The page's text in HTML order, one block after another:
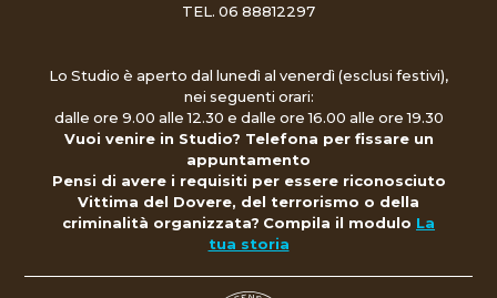
TEL. 06 88812297
Lo Studio è aperto dal lunedì al venerdì (esclusi festivi),
nei seguenti orari:
dalle ore 9.00 alle 12.30 e dalle ore 16.00 alle ore 19.30
Vuoi venire in Studio? Telefona per fissare un
appuntamento
Pensi di avere i requisiti per essere riconosciuto
Vittima del Dovere, del terrorismo o della
criminalità organizzata? Compila il modulo La
tua storia